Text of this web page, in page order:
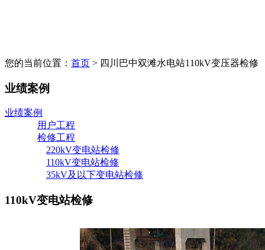
您的当前位置： 首页 > 四川巴中双滩水电站110kV变压器检修
业绩案例
业绩案例
用户工程
检修工程
220kV变电站检修
110kV变电站检修
35kV及以下变电站检修
110kV变电站检修